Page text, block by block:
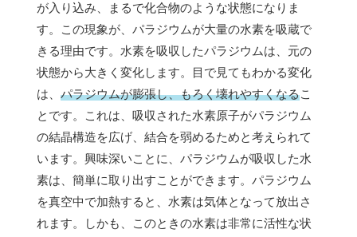
が入り込み、まるで化合物のような状態になりま
す。この現象が、パラジウムが大量の水素を吸蔵で
きる理由です。水素を吸収したパラジウムは、元の
状態から大きく変化します。目で見てもわかる変化
は、 パラジウムが膨張し、もろく壊れやすくなるこ
とです。これは、吸収された水素原子がパラジウム
の結晶構造を広げ、結合を弱めるためと考えられて
います。興味深いことに、パラジウムが吸収した水
素は、簡単に取り出すことができます。パラジウム
を真空中で加熱すると、水素は気体となって放出さ
れます。しかも、このときの水素は非常に活性な状